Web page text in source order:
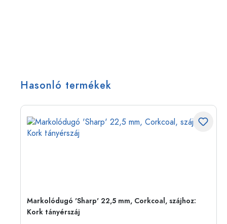
Hasonló termékek
Markolódugó 'Sharp' 22,5 mm, Corkcoal, szájhoz:
Kork tányérszáj